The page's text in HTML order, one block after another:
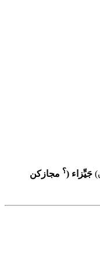
) جَیِّزاء (؟ مجازکن